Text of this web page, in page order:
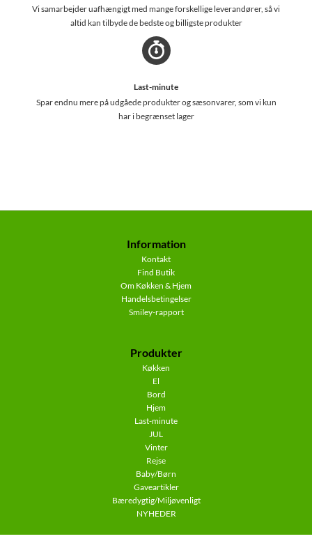
Vi samarbejder uafhængigt med mange forskellige leverandører, så vi
altid kan tilbyde de bedste og billigste produkter
Last-minute
Spar endnu mere på udgåede produkter og sæsonvarer, som vi kun
har i begrænset lager
Information
Kontakt
Find Butik
Om Køkken & Hjem
Handelsbetingelser
Smiley-rapport
Produkter
Køkken
El
Bord
Hjem
Last-minute
JUL
Vinter
Rejse
Baby/Børn
Gaveartikler
Bæredygtig/Miljøvenligt
NYHEDER